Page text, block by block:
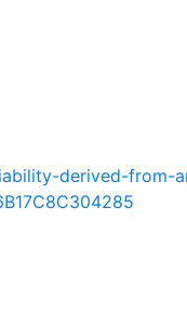
derived-from-